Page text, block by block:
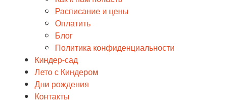
Расписание и цены
Оплатить
Блог
Политика конфиденциальности
Киндер-сад
Лето с Киндером
Дни рождения
Контакты